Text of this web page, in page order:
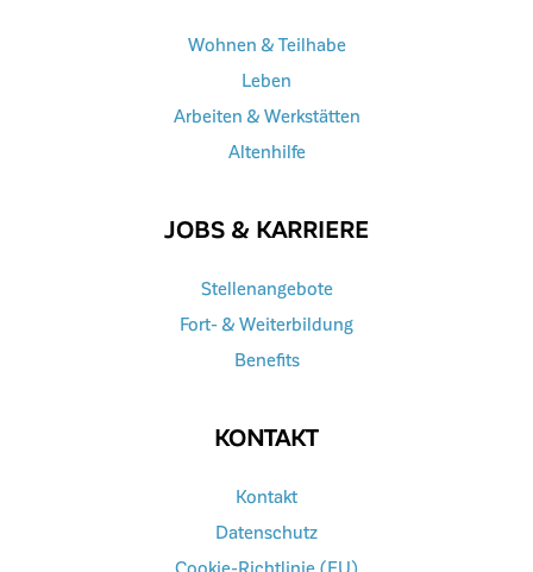
Wohnen & Teilhabe
Leben
Arbeiten & Werkstätten
Altenhilfe
JOBS & KARRIERE
Stellenangebote
Fort- & Weiterbildung
Benefits
KONTAKT
Kontakt
Datenschutz
Cookie-Richtlinie (EU)